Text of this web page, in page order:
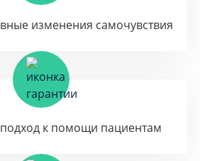
изменения самочувствия
к помощи пациентам